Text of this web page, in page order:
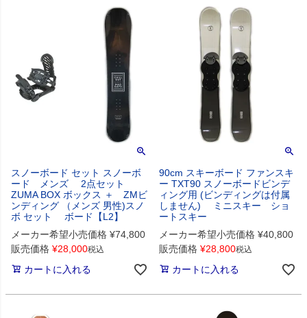
スノーボード セット スノーボ
ード メンズ 2点セット
ZUMA BOX ボックス ＋ ZMビ
ンディング （メンズ 男性)スノ
ボ セット ボード【L2】
メーカー希望小売価格 ¥74,800
販売価格 ¥28,000税込
カートに入れる
90cm スキーボード ファンスキ
ー TXT90 スノーボードビンデ
ィング用 (ビンディングは付属
しません) ミニスキー ショ
ートスキー
メーカー希望小売価格 ¥40,800
販売価格 ¥28,800税込
カートに入れる